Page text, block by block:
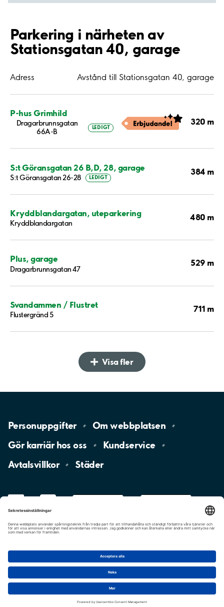
Parkering i närheten av
Stationsgatan 40, garage
Adress Avstånd till Stationsgatan 40, garage
P-hus Grimhild
Dragarbrunnsgatan
66A-B
LEDIGT
320 m
S:t Göransgatan 26 B,D, 28, garage
S:t Göransgatan 26-28 LEDIGT
384 m
Kryddblandargatan, uteparkering
Kryddblandargatan
480 m
Plus, garage
Dragarbrunnsgatan 47
529 m
Svandammen / Flustret
Flustergränd 5
711 m
Visa fler
Personuppgifter Omwebbplatsen
Gör karriär hososs
Kundservice
Avtalsvillkor
Städer
Cookie-inställningar